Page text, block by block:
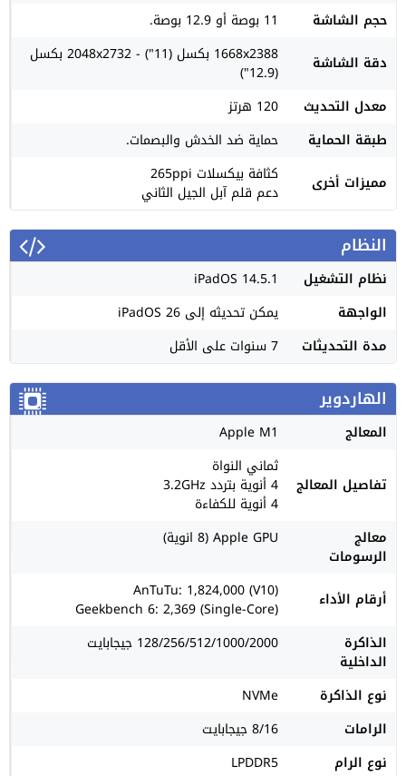
حجم الشاشة
11 بوصة أو 12.9 بوصة.
دقة الشاشة
1668x2388 بكسل (11") - 2048x2732 بكسل
(12.9")
معدل التحديث
120 هرتز
طبقة الحماية
حماية ضد الخدش والبصمات.
مميزات أخرى
كثافة بيكسلات 265ppi
دعم قلم آبل الجيل الثاني
النظام
نظام التشغيل
iPadOS 14.5.1
الواجهة
يمكن تحديثه إلى iPadOS 26
مدة التحديثات
7 سنوات على الأقل
الهاردوير
المعالج Apple M1
تفاصيل المعالج
ثماني النواة
4 أنوية بتردد 3.2GHz
4 أنوية للكفاءة
معالج
الرسومات
Apple GPU (8 انوية)
أرقام الأداء AnTuTu: 1,824,000 (V10)
Geekbench 6: 2,369 (Single-Core)
الذاكرة
الداخلية
128/256/512/1000/2000 جيجابايت
نوع الذاكرة
NVMe
الرامات
8/16 جيجابايت
نوع الرام
LPDDR5